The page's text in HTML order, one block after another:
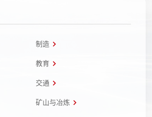
制造
教育
交通
矿山与冶炼